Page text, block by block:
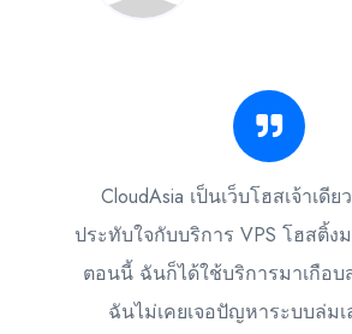
CloudAsia เป็นเว็บโฮสเจ้าเดี
ประทับใจกับบริการ VPS โฮสติ้ง
ตอนนี้ ฉันก็ได้ใช้บริการมาเกือบ
ฉันไม่เคยเจอปัญหาระบบล่ม